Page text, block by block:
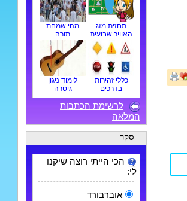
תחזית מזג
האוויר שבועית
מהי שמחת
תורה
כללי זהירות
בדרכים
לימוד ניגון
גיטרה
לרשימת הכתבות
המלאה
סקר
הכי הייתי רוצה שיקנו
לי:
אוברבורד